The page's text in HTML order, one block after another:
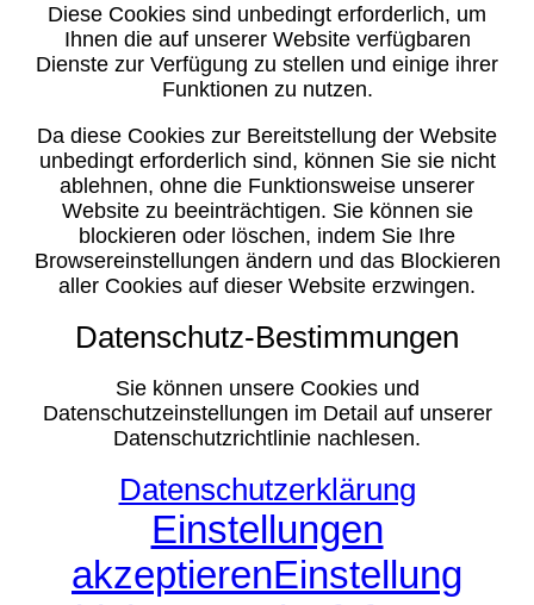
Diese Cookies sind unbedingt erforderlich, um
Ihnen die auf unserer Website verfügbaren
Dienste zur Verfügung zu stellen und einige ihrer
Funktionen zu nutzen.
Da diese Cookies zur Bereitstellung der Website
unbedingt erforderlich sind, können Sie sie nicht
ablehnen, ohne die Funktionsweise unserer
Website zu beeinträchtigen. Sie können sie
blockieren oder löschen, indem Sie Ihre
Browsereinstellungen ändern und das Blockieren
aller Cookies auf dieser Website erzwingen.
Datenschutz-Bestimmungen
Sie können unsere Cookies und
Datenschutzeinstellungen im Detail auf unserer
Datenschutzrichtlinie nachlesen.
Datenschutzerklärung
Einstellungen
akzeptierenEinstellung